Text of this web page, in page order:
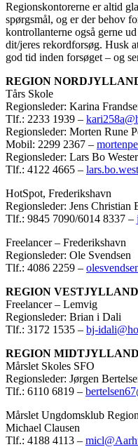
Regionskontorerne er altid
spørgsmål, og er der behov
kontrollanterne også gerne
dit/jeres rekordforsøg. Husk
god tid inden forsøget – og
REGION
Tårs Skole
Regionsleder: Karina
Tlf.: 2233 1939 –
Regionsleder: Morten Rune
Mobil: 2299 2367 –
Regionsleder: Lars Bo
Tlf.: 4122 4665 –
HotSpot, Frederikshavn
Regionsleder: Jens Christian
Tlf.: 9845 7090/6014 8337 –
Freelancer – Frederikshavn
Regionsleder: Ole Svendsen
Tlf.: 4086 2259 –
REGION VESTJYLLAND
Freelancer – Lemvig
Regionsleder: Brian i Dali
Tlf.: 3172 1535 – bj-
REGION MIDTJYLLAND
Mårslet Skoles SFO
Regionsleder: Jørgen
Tlf.: 6110 6819 –
Mårslet Ungdomsklub
Michael Clausen
Tlf.: 4188 4113 –